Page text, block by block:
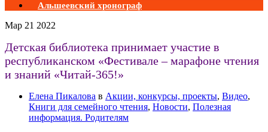
Альшеевский хронограф
Мар 21 2022
Детская библиотека принимает участие в
республиканском «Фестивале – марафоне чтения
и знаний «Читай-365!»
Елена Пикалова в Акции, конкурсы, проекты, Видео,
Книги для семейного чтения, Новости, Полезная
информация. Родителям